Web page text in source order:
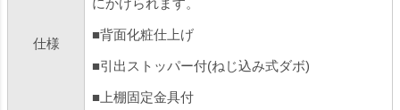
仕様
にかけられます。
■背面化粧仕上げ
■引出ストッパー付(ねじ込み式ダボ)
■上棚固定金具付